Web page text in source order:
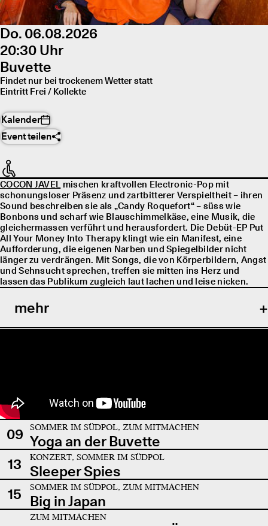
Do. 06.08.2026
20:30 Uhr
Buvette
Findet nur bei trockenem Wetter statt
Eintritt Frei / Kollekte
Kalender
Event teilen
COCON JAVELmischen kraftvollen Electronic-Pop mit
schonungsloser Präsenz und zartbitterer Verspieltheit – ihren
Sound beschreiben sie als „Candy Roquefort“ – süss wie
Bonbons und scharf wie Blauschimmelkäse, eine Musik, die
gleichermassen verführt und herausfordert. Die Debüt-EP Put
All Your Money Into Therapy klingt wie ein Manifest, eine
Aufforderung, die eigenen Narben und Spiegelbilder nicht
länger zu verdrängen. Mit Songs, die von Körperbildern, Angst
und Sehnsucht sprechen, treffen sie mitten ins Herz und
lassen das Publikum zugleich laut lachen und leise nicken.
mehr
09 SOMMER IM SÜDPOL, ZUM MITMACHEN
Yoga an der Buvette
13
KONZERT, SOMMER IM SÜDPOL
Sleeper Spies
15
SOMMER IM SÜDPOL, ZUM MITMACHEN
Big in Japan
ZUM MITMACHEN